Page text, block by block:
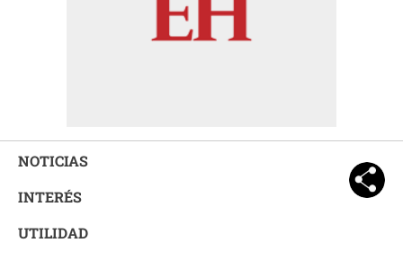
NOTICIAS
INTERÉS
UTILIDAD